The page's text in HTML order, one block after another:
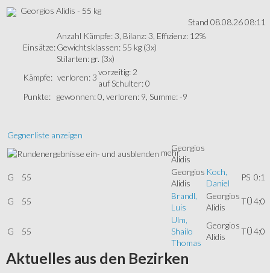
Georgios Alidis - 55 kg
Stand 08.08.26 08:11
Einsätze:
Anzahl Kämpfe: 3, Bilanz: 3, Effizienz: 12%
Gewichtsklassen: 55 kg (3x)
Stilarten: gr. (3x)
Kämpfe: verloren: 3
vorzeitig: 2
auf Schulter: 0
Punkte: gewonnen: 0, verloren: 9, Summe: -9
Gegnerliste anzeigen
mehrGeorgios
Alidis
G
55
Georgios
Alidis
Koch,
Daniel
PS 0:1
G 55
Brandl,
Luis
Georgios
Alidis
TÜ4:0
G 55
Ulm,
Shailo
Thomas
Georgios
Alidis
TÜ4:0
Aktuelles aus den Bezirken